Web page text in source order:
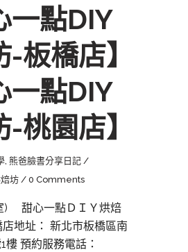
一點DIY
板橋店】
一點DIY
桃園店】
, 熊爸臉書分享日記
坊 0 Comments
) 甜心一點ＤＩＹ烘焙
地址： 新北市板橋區南
樓 預約服務電話：